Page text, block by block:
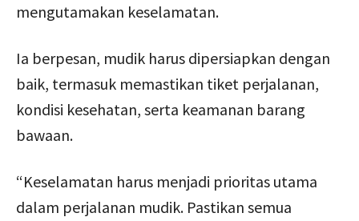
mengutamakan keselamatan.
Ia berpesan, mudik harus dipersiapkan dengan
baik, termasuk memastikan tiket perjalanan,
kondisi kesehatan, serta keamanan barang
bawaan.
“Keselamatan harus menjadi prioritas utama
dalam perjalanan mudik. Pastikan semua